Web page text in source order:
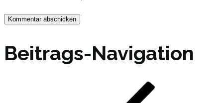
Beitrags-Navigation